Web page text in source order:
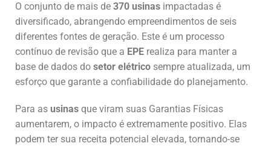
O conjunto de mais de 370 usinas impactadas é
diversificado, abrangendo empreendimentos de seis
diferentes fontes de geração. Este é um processo
contínuo de revisão que a EPE realiza para manter a
base de dados do setor elétrico sempre atualizada, um
esforço que garante a confiabilidade do planejamento.
Para as usinas que viram suas Garantias Físicas
aumentarem, o impacto é extremamente positivo. Elas
podem ter sua receita potencial elevada, tornando-se